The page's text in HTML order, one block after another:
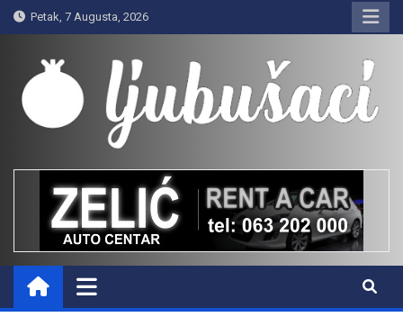
Skip
to
content
Petak, 7 Augusta, 2026
Ljubušaci
Svom voljenom gradu